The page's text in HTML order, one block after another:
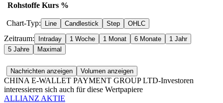
Rohstoffe Kurs %
Chart-Typ:
Zeitraum:
CHINA E-WALLET PAYMENT GROUP LTD-Investoren
interessieren sich auch für diese Wertpapiere
ALLIANZ AKTIE